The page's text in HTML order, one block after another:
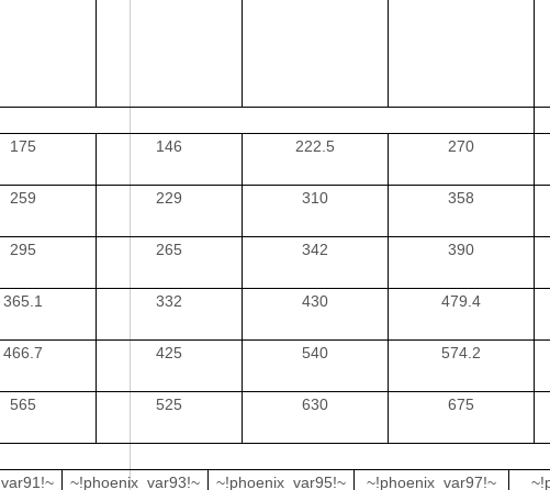
175 146 222.5 270
259 229 310 358
295 265 342 390
365.1 332 430 479.4
466.7 425 540 574.2
565 525 630 675
~!phoenix_var93!~ ~!phoenix_var95!~ ~!phoenix_var97!~